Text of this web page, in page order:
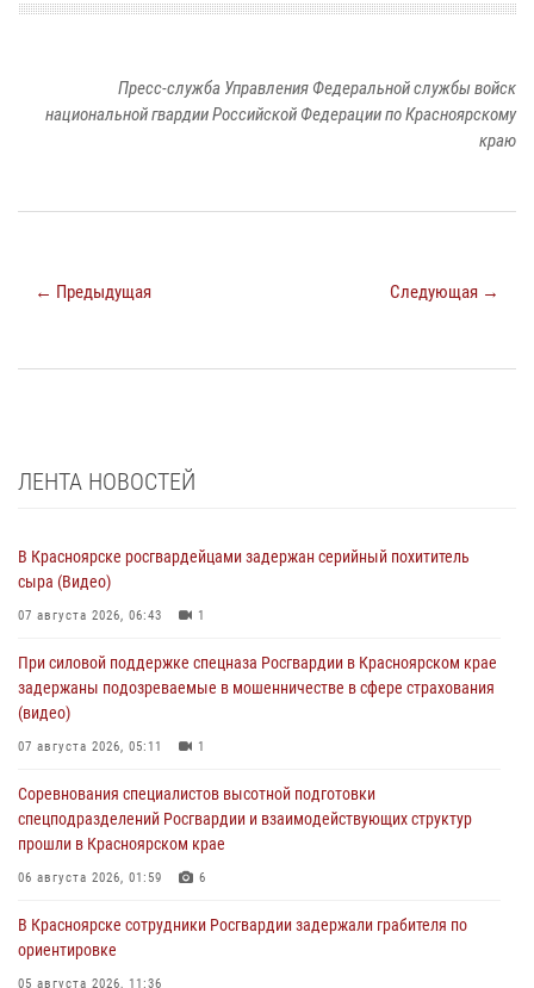
Пресс-служба Управления Федеральной службы войск
национальной гвардии Российской Федерации по Красноярскому
краю
← Предыдущая Следующая →
ЛЕНТА НОВОСТЕЙ
В Красноярске росгвардейцами задержан серийный похититель
сыра (Видео)
07 августа 2026, 06:43 1
При силовой поддержке спецназа Росгвардии в Красноярском крае
задержаны подозреваемые в мошенничестве в сфере страхования
(видео)
07 августа 2026, 05:11 1
Соревнования специалистов высотной подготовки
спецподразделений Росгвардии и взаимодействующих структур
прошли в Красноярском крае
06 августа 2026, 01:59 6
В Красноярске сотрудники Росгвардии задержали грабителя по
ориентировке
05 августа 2026, 11:36